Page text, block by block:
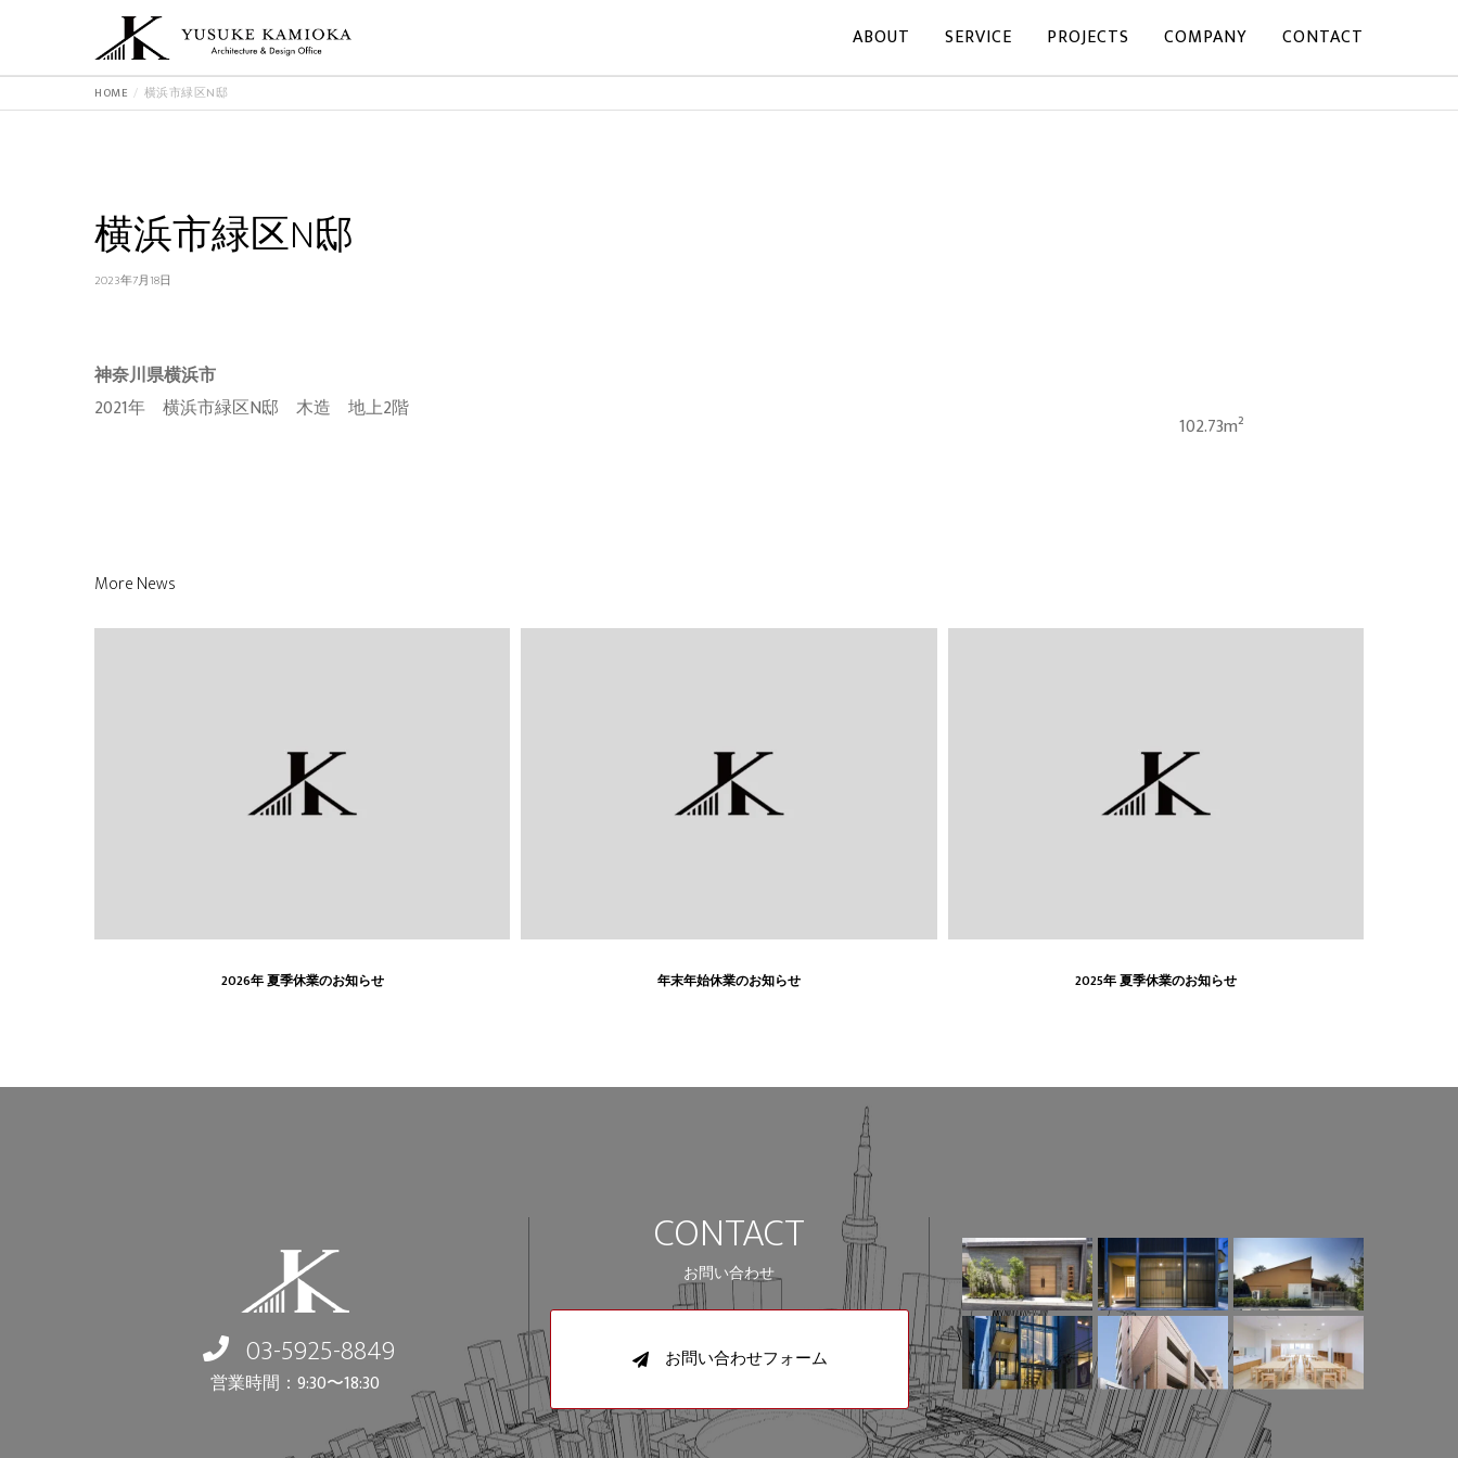
ABOUT SERVICE PROJECTS COMPANY CONTACT
HOME 横浜市緑区N邸
横浜市緑区N邸
2023年7月18日
神奈川県横浜市
2021年 横浜市緑区N邸 木造 地上2階
102.73m²
More News
2026年 夏季休業のお知らせ 年末年始休業のお知らせ 2025年 夏季休業のお知らせ
03-5925-8849
営業時間：9:30〜18:30
CONTACT
お問い合わせ
お問い合わせフォーム